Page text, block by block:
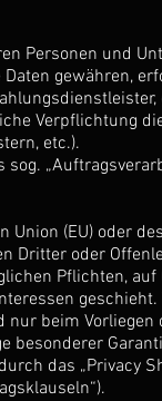
Personen und
gewähren,
Verpflichtung
etc.).
(EU) oder
oder
Pflichten,
beim
besonderer
das „Privacy